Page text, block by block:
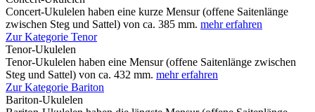
Concert-Ukulelen haben eine kurze Mensur (offene Saitenlänge
zwischen Steg und Sattel) von ca. 385 mm. mehr erfahren
Zur Kategorie Tenor
Tenor-Ukulelen
Tenor-Ukulelen haben eine Mensur (offene Saitenlänge zwischen
Steg und Sattel) von ca. 432 mm. mehr erfahren
Zur Kategorie Bariton
Bariton-Ukulelen